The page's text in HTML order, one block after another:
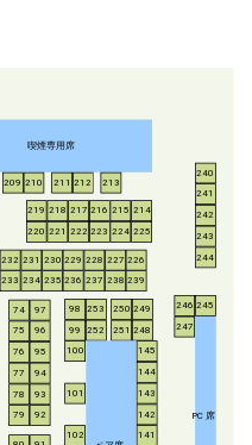
喫煙専用席
PC 席
74
75
76
77
78
79
92
93
94
95
96
97
98
99
100
101
102 141
142
143
144
145
209 210 211 212 213
214
215
216
217
218
219
220 221 222 223 224 225
226
227
228
229
230
231
232
233 234 235 236 237 238 239
240
241
242
243
244
245
246
247
248
249
250
251
252
253